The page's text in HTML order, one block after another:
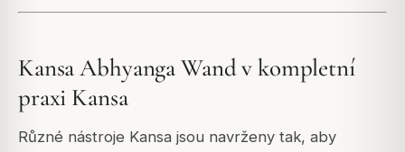
Kansa Abhyanga Wand v kompletní
praxi Kansa
Různé nástroje Kansa jsou navrženy tak, aby